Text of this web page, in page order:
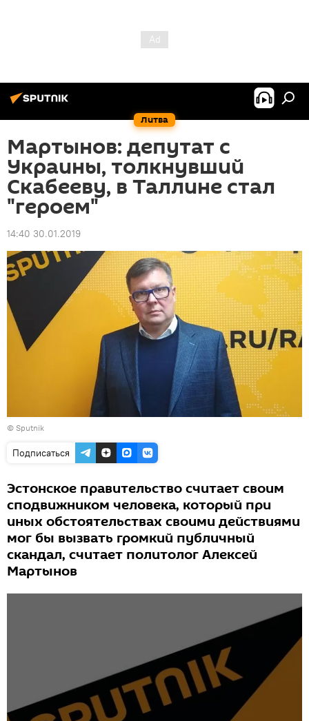
Литва
Мартынов: депутат с
Украины, толкнувший
Скабееву, в Таллине стал
"героем"
14:40 30.01.2019
© Sputnik
Подписаться
Эстонское правительство считает своим
сподвижником человека, который при
иных обстоятельствах своими действиями
мог бы вызвать громкий публичный
скандал, считает политолог Алексей
Мартынов